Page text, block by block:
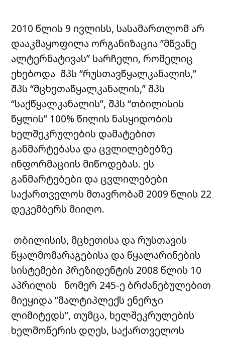
2010 წლის 9 ივლისს, სასამართლომ არ
დააკმაყოფილა ორგანიზაცია ”მწვანე
ალტერნატივას” სარჩელი, რომელიც
ეხებოდა შპს “რუსთავწყალკანალის,”
შპს “მცხეთაწყალკანალის,” შპს
“საქწყალკანალის”, შპს “თბილისის
წყლის” 100% წილის ნასყიდობის
ხელშეკრულების დამატებით
განმარტებასა და ცვლილებებზე
ინფორმაციის მიწოდებას. ეს
განმარტებები და ცვლილებები
საქართველოს მთავრობამ 2009 წლის 22
დეკემბერს მიიღო.
თბილისის, მცხეთისა და რუსთავის
წყალმომარაგებისა და წყალარინების
სისტემები პრეზიდენტის 2008 წლის 10
აპრილის ნომერ 245-ე ბრძანებულებით
მიეყიდა ”მალტიპლექს ენერჯი
ლიმიტედს”, თუმცა, ხელშეკრულების
ხელმოწერის დღეს, საქართველოს